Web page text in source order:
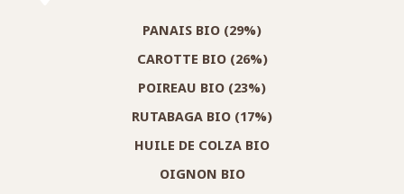
PANAIS BIO (29%)
CAROTTE BIO (26%)
POIREAU BIO (23%)
RUTABAGA BIO (17%)
HUILE DE COLZA BIO
OIGNON BIO